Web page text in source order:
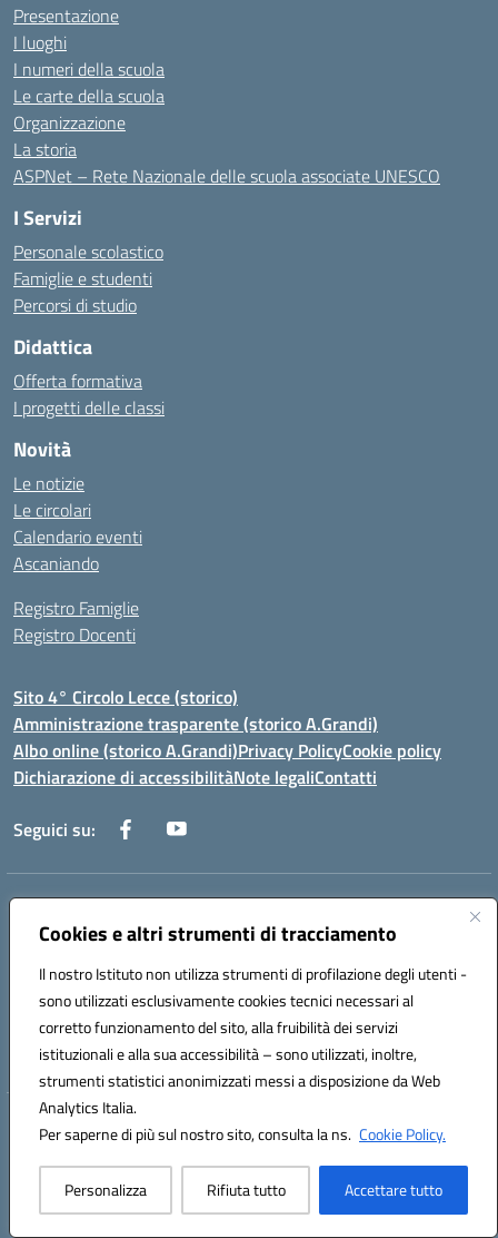
Cookies e altri strumenti di tracciamento
Il nostro Istituto non utilizza strumenti di profilazione degli utenti -
sono utilizzati esclusivamente cookies tecnici necessari al
corretto funzionamento del sito, alla fruibilità dei servizi
istituzionali e alla sua accessibilità – sono utilizzati, inoltre,
strumenti statistici anonimizzati messi a disposizione da Web
Analytics Italia.
Per saperne di più sul nostro sito, consulta la ns. Cookie Policy.
Personalizza Rifiuta tutto Accettare tutto
Presentazione
I luoghi
I numeri della scuola
Le carte della scuola
Organizzazione
La storia
ASPNet – Rete Nazionale delle scuola associate UNESCO
I Servizi
Personale scolastico
Famiglie e studenti
Percorsi di studio
Didattica
Offerta formativa
I progetti delle classi
Novità
Le notizie
Le circolari
Calendario eventi
Ascaniando
Registro Famiglie
Registro Docenti
Sito 4° Circolo Lecce (storico)
Amministrazione trasparente (storico A.Grandi)
Albo online (storico A.Grandi)Privacy PolicyCookie policy
Dichiarazione di accessibilitàNote legaliContatti
Seguici su:
Indirizzo:Via Francesco Patitari 2 - Lecce
Centralino:0832/346889 Email:leic8av008@istruzione.it
Codice fiscale: 93173040754
Codice meccanografico:
LEIC8AV008
Codice Indice delle Pubbliche Amministrazioni (IPA): BZRH652R
Hosting & Powered by 3D Solution S.r.l.
Concept & Design by Designers Italia